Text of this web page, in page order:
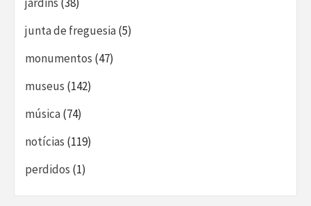
junta de freguesia(5)
monumentos (47)
museus (142)
música(74)
notícias (119)
perdidos (1)